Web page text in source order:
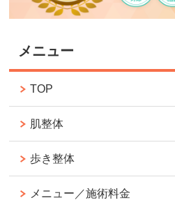
メニュー
TOP
肌整体
歩き整体
メニュー／施術料金